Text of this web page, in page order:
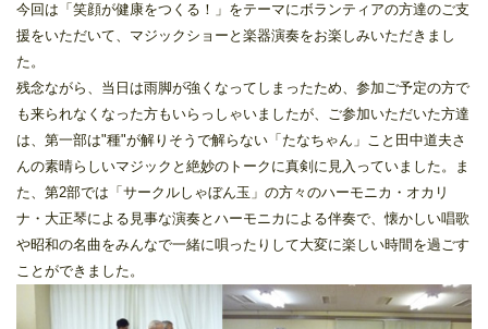
今回は「笑顔が健康をつくる！」をテーマにボランティアの方達のご支
援をいただいて、マジックショーと楽器演奏をお楽しみいただきまし
た。
残念ながら、当日は雨脚が強くなってしまったため、参加ご予定の方で
も来られなくなった方もいらっしゃいましたが、ご参加いただいた方達
は、第一部は"種"が解りそうで解らない「たなちゃん」こと田中道夫さ
んの素晴らしいマジックと絶妙のトークに真剣に見入っていました。ま
た、第2部では「サークルしゃぼん玉」の方々のハーモニカ・オカリ
ナ・大正琴による見事な演奏とハーモニカによる伴奏で、懐かしい唱歌
や昭和の名曲をみんなで一緒に唄ったりして大変に楽しい時間を過ごす
ことができました。